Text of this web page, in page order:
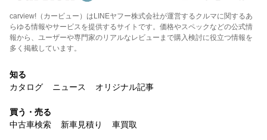
carview!（カービュー）はLINEヤフー株式会社が運営するクルマに関するあ
らゆる情報やサービスを提供するサイトです。価格やスペックなどの公式情
報から、ユーザーや専門家のリアルなレビューまで購入検討に役立つ情報を
多く掲載しています。
知る
カタログ
ニュース オリジナル記事
買う・売る
中古車検索
新車見積り 車買取